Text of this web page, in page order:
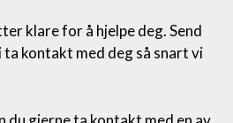
klare for å hjelpe deg. Send
ta kontakt med deg så snart vi